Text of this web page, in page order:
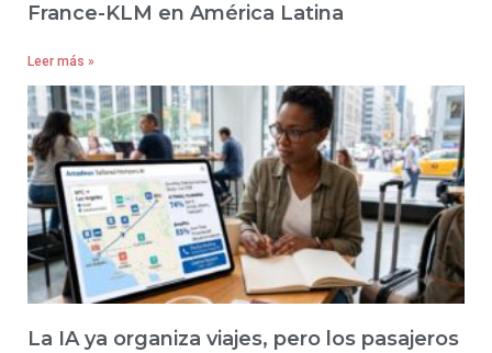
France-KLM en América Latina
Leer más »
La IA ya organiza viajes, pero los pasajeros